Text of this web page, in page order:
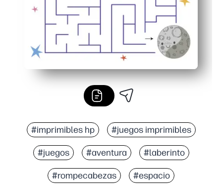
#imprimibles hp #juegos imprimibles
#juegos #aventura #laberinto
#rompecabezas #espacio